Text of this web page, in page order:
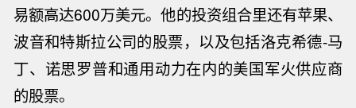
易额高达600万美元。他的投资组合里还有苹果、
波音和特斯拉公司的股票，以及包括洛克希德-马
丁、诺思罗普和通用动力在内的美国军火供应商
的股票。